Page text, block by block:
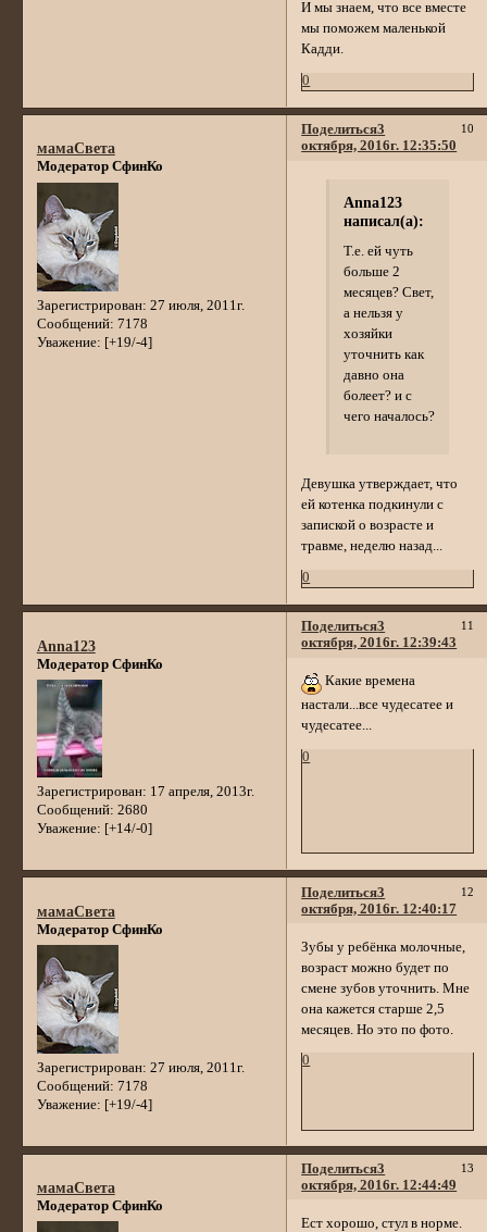
И мы знаем, что все вместе
мы поможем маленькой
Кадди.
0
Поделиться 10
3
октября, 2016г. 12:35:50
мамаСвета
Модератор СфинКо
Зарегистрирован: 27 июля, 2011г.
Сообщений: 7178
Уважение: [+19/-4]
Anna123
написал(а):
Т.е. ей чуть
больше 2
месяцев? Свет,
а нельзя у
хозяйки
уточнить как
давно она
болеет? и с
чего началось?
Девушка утверждает, что
ей котенка подкинули с
запиской о возрасте и
травме, неделю назад...
0
Поделиться 11
3
октября, 2016г. 12:39:43
Anna123
Модератор СфинКо
Зарегистрирован: 17 апреля, 2013г.
Сообщений: 2680
Уважение: [+14/-0]
Какие времена
настали...все чудесатее и
чудесатее...
0
Поделиться 12
3
октября, 2016г. 12:40:17
мамаСвета
Модератор СфинКо
Зарегистрирован: 27 июля, 2011г.
Сообщений: 7178
Уважение: [+19/-4]
Зубы у ребёнка молочные,
возраст можно будет по
смене зубов уточнить. Мне
она кажется старше 2,5
месяцев. Но это по фото.
0
Поделиться 13
3
октября, 2016г. 12:44:49
мамаСвета
Модератор СфинКо
Ест хорошо, стул в норме.